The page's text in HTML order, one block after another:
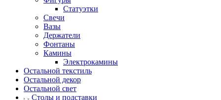
Статуэтки
Свечи
Вазы
Держатели
Фонтаны
Камины
Электрокамины
Остальной текстиль
Остальной декор
Остальной свет
Столы и подставки